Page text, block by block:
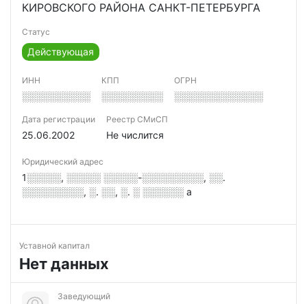
КИРОВСКОГО РАЙОНА САНКТ-ПЕТЕРБУРГА
Статус
Действующая
ИНН
░░░░░░░░░░
КПП
░░░░░░░░░
ОГРН
░░░░░░░░░░░░░
Дата регистрации
25.06.2002
Реестр СМиСП
Не числится
Юридический адрес
1░░░░░, ░░░░░ ░░░░░-░░░░░░░░░, ░░.
░░░░░░░░░, ░. ░░, ░. ░ ░░░░░░ а
Уставной капитал
Нет данных
Заведующий